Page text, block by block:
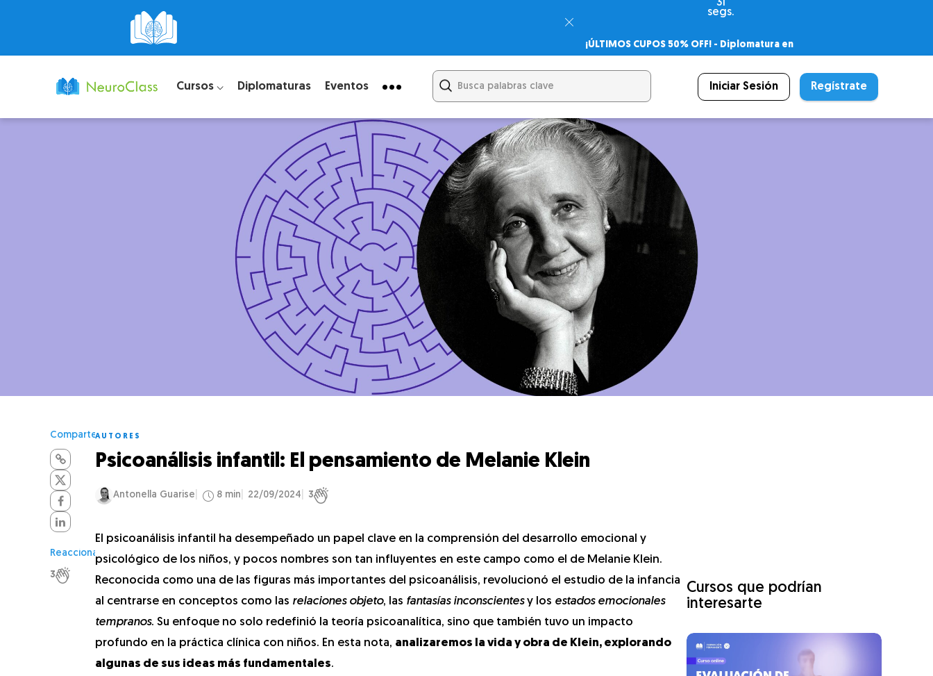
29
segs.
¡ÚLTIMOS CUPOS 50% OFF! - Diplomatura en
– Certificado Universitario
Cursos ⌵ Diplomaturas Eventos Iniciar Sesión Regístrate
Comparte
Reacciona
3
AUTORES
Psicoanálisis infantil: El pensamiento de Melanie Klein
Antonella Guarise 8 min 22/09/2024 3
El psicoanálisis infantil ha desempeñado un papel clave en la comprensión del desarrollo emocional y
psicológico de los niños, y pocos nombres son tan influyentes en este campo como el de Melanie Klein.
Reconocida como una de las figuras más importantes del psicoanálisis, revolucionó el estudio de la infancia
al centrarse en conceptos como las relaciones objeto, las fantasías inconscientesy los estados emocionales
tempranos. Su enfoque no solo redefinió la teoría psicoanalítica, sino que también tuvo un impacto
profundo en la práctica clínica con niños. En esta nota, analizaremos la vida y obra de Klein, explorando
algunas de sus ideas más fundamentales.
Cursos que podrían
interesarte